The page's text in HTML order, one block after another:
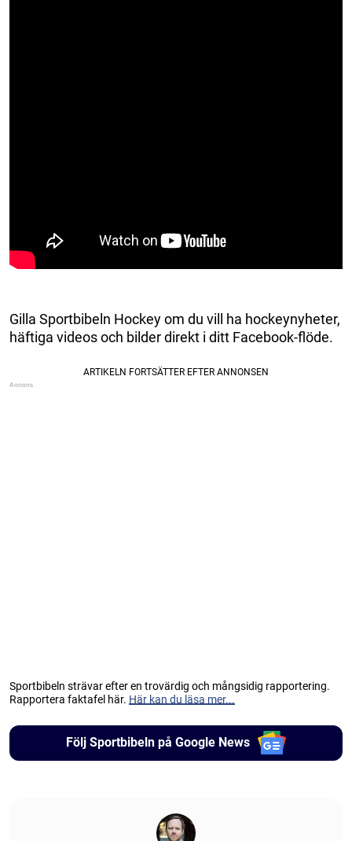
Gilla Sportbibeln Hockey om du vill ha hockeynyheter,
häftiga videos och bilder direkt i ditt Facebook-flöde.
Sportbibeln strävar efter en trovärdig och mångsidig rapportering.
Rapportera faktafel här. Här kan du läsa mer...
Följ Sportbibeln på Google News